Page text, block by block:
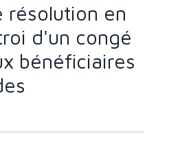
résolution en
d'un congé
bénéficiaires